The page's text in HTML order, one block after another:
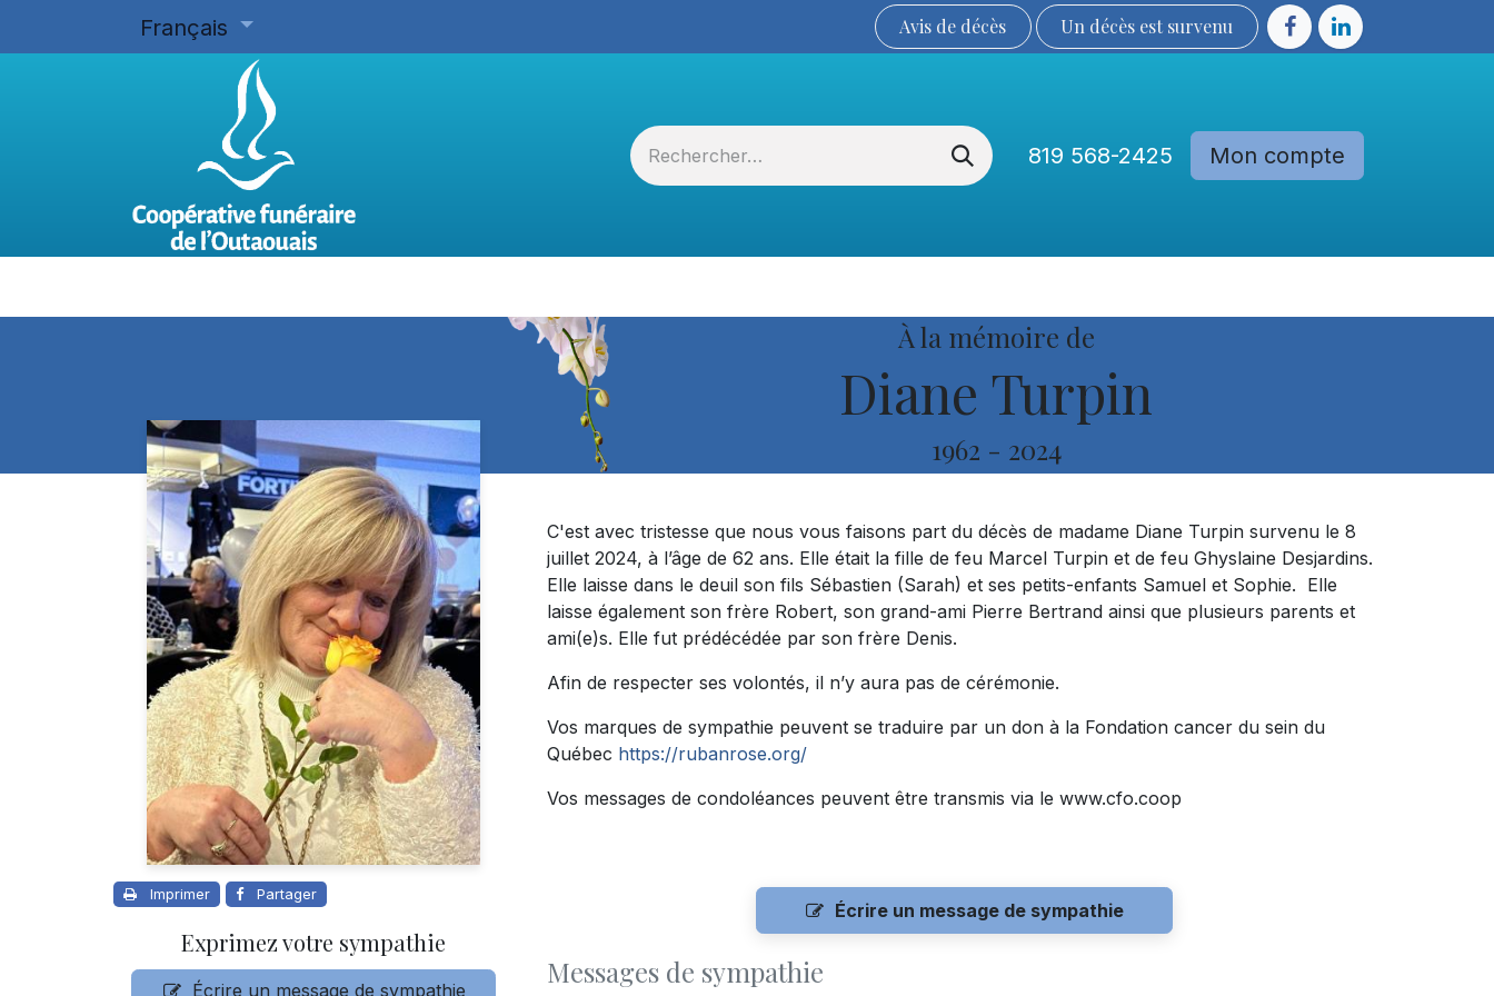
Français Avis de décès Un décès est sur​​​​​​​​ve​nu​​​​​​​​​​
819 568-2425 Mon compte
À la mémoire de
Diane Turpin
1962 - 2024
Imprimer Partager
Exprimez votre sympathie
Écrire un message de sympathie
C'est avec tristesse que nous vous faisons part du décès de madame Diane Turpin survenu le 8
juillet 2024, à l’âge de 62 ans. Elle était la fille de feu Marcel Turpin et de feu Ghyslaine Desjardins.
Elle laisse dans le deuil son fils Sébastien (Sarah) et ses petits-enfants Samuel et Sophie. Elle
laisse également son frère Robert, son grand-ami Pierre Bertrand ainsi que plusieurs parents et
ami(e)s. Elle fut prédécédée par son frère Denis.
Afin de respecter ses volontés, il n’y aura pas de cérémonie.
Vos marques de sympathie peuvent se traduire par un don à la Fondation cancer du sein du
Québec https://rubanrose.org/
Vos messages de condoléances peuvent être transmis via le www.cfo.coop
Écrire un message de sympathie
Messages de sympathie